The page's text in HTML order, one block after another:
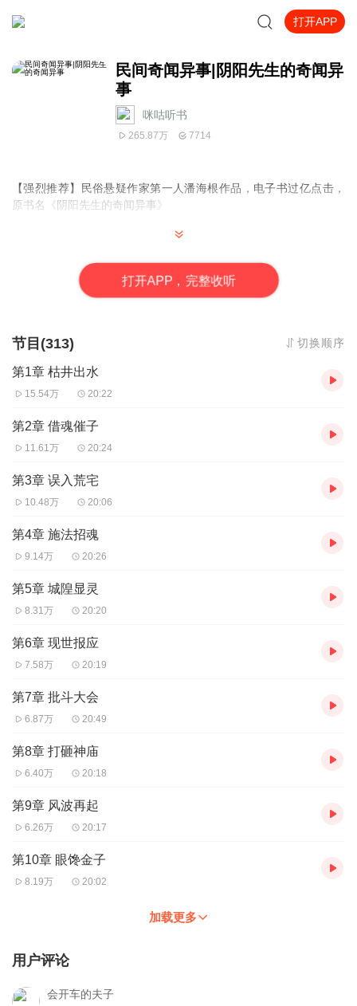
打开APP
民间奇闻异事|阴阳先生的奇闻异
事
咪咕听书
265.87万 7714
【强烈推荐】民俗悬疑作家第一人潘海根作品，电子书过亿点击，
原书名《阴阳先生的奇闻异事》
在民间口口相传的相当一部分传说中，少不了那些个阴阳先生的奇
闻故事。 这门手艺可是五花八门中的老行业了，古时五花八门中的
作者：潘海根，网络悬疑小说名家，著有：《茅山道士传奇》、
主播：钱玉山，咪咕签约主播，声音丰富多变。
打开APP，完整收听
节目(313) 切换顺序
第1章 枯井出水
15.54万 20:22
第2章 借魂催子
11.61万 20:24
第3章 误入荒宅
10.48万 20:06
第4章 施法招魂
9.14万 20:26
第5章 城隍显灵
8.31万 20:20
第6章 现世报应
7.58万 20:19
第7章 批斗大会
6.87万 20:49
第8章 打砸神庙
6.40万 20:18
第9章 风波再起
6.26万 20:17
第10章 眼馋金子
8.19万 20:02
加载更多
用户评论
会开车的夫子